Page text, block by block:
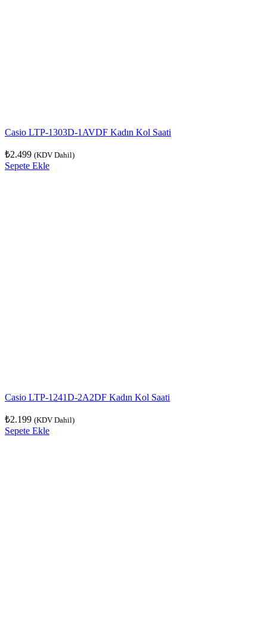
Casio LTP-1303D-1AVDF Kadın Kol Saati
₺2.499 (KDV Dahil)
Sepete Ekle
Casio LTP-1241D-2A2DF Kadın Kol Saati
₺2.199 (KDV Dahil)
Sepete Ekle